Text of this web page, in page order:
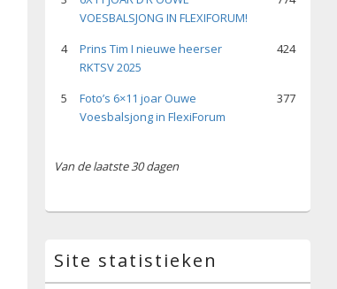
VOESBALSJONG IN FLEXIFORUM!
4
Prins Tim I nieuwe heerser
RKTSV 2025
424
5
Foto’s 6×11 joar Ouwe
Voesbalsjong in FlexiForum
377
Van de laatste 30 dagen
Site statistieken